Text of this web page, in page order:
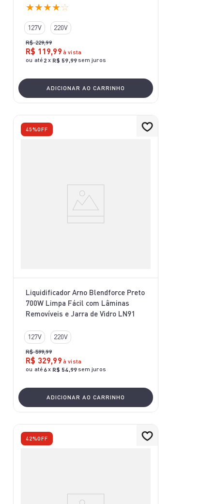
★★★★☆
127V 220V
R$ 229,99
R$ 119,99 à vista
ou até 2 x R$ 59,99sem juros
ADICIONAR AO CARRINHO
45%OFF
Liquidificador Arno Blendforce Preto
700W Limpa Fácil com Lâminas
Removíveis e Jarra de Vidro LN91
127V 220V
R$ 599,99
R$ 329,99 à vista
ou até 6x R$ 54,99sem juros
ADICIONAR AO CARRINHO
42%OFF